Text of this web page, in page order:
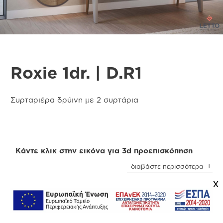
Roxie 1dr. | D.R1
Συρταριέρα δρύινη με 2 συρτάρια
Κάντε κλικ στην εικόνα για 3d προεπισκόπηση
απόκλιση μεταξύ των φωτογραφιών και των
φυσικών αντικειμένων. Για την καλύτερη
διαβάστε περισσότερα
Πληροφορίες
x